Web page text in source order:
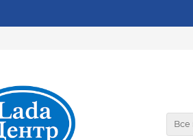
Все